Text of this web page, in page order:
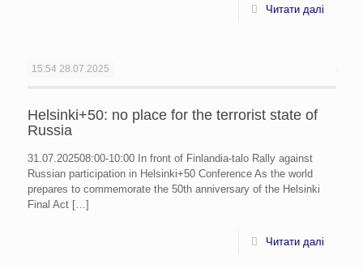
Читати далі
15:54 28.07.2025
Helsinki+50: no place for the terrorist state of
Russia
31.07.202508:00-10:00 In front of Finlandia-talo Rally against
Russian participation in Helsinki+50 Conference As the world
prepares to commemorate the 50th anniversary of the Helsinki
Final Act[…]
Читати далі